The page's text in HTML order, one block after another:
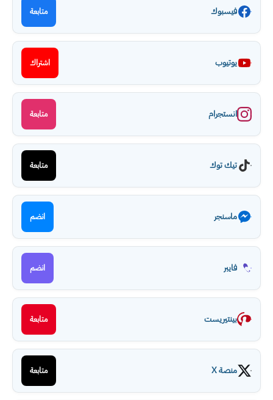
فيسبوك متابعة
يوتيوب اشتراك
انستجرام متابعة
تيك توك متابعة
ماسنجر انضم
فايبر انضم
بينتيريست متابعة
منصة X متابعة